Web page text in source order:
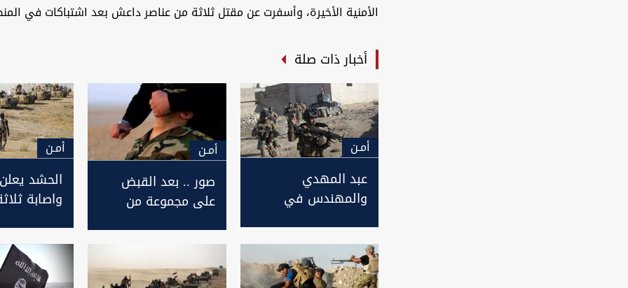
الأمنية الأخيرة، وأسفرت عن مقتل ثلاثة من عناصر داعش بعد اشتباكات في
أخبار ذات صلة
أمـن
عبد المهدي
والمهندس في
امنية لملاحقة فلول
داعش
أمـن
صور .. بعد القبض
على مجموعة من
جثمان ضابط عراقي
نحره داعش
أمـن
الحشد
واصابة
لداعش في